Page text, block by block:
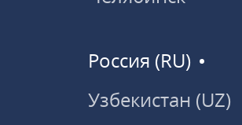
Россия (RU)
Узбекистан (UZ)